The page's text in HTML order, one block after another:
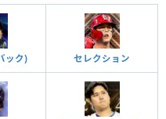
ック) セレクション